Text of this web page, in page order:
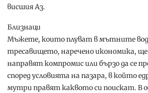
висшия Аз.
Близнаци
Мъжете, които плуват в мътните
тресавището, наречено икономика,
направят компромис или бързо да се
според условията на пазара, в който
мутри правят каквото си поискат. В